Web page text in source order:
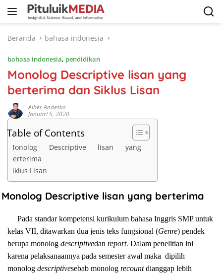
Langsung
Beranda
bahasa indonesia
bahasa indonesia, pendidikan
Monolog Descriptive lisan yang
berterima dan Siklus Lisan
Alber Andesko
Januari 5, 2020
Table of Contents
Monolog Descriptive lisan yang
berterima
Siklus Lisan
Monolog Descriptive lisan yang berterima
Pada standar kompetensi kurikulum bahasa Inggris SMP untuk
kelas VII, ditawarkan dua jenis teks fungsional (Genre) pendek
berupa monolog descriptivedan report. Dalam penelitian ini
karena pelaksanaannya pada semester awal maka dipilih
monolog descriptivesebab monolog recountdianggap lebih